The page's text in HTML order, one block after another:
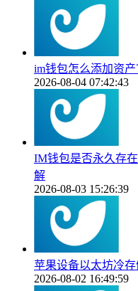
im钱包怎么添加资
2026-08-04 07:42:43
IM钱包是否永久存
解
2026-08-03 15:26:39
苹果设备以太坊冷
2026-08-02 16:49:59